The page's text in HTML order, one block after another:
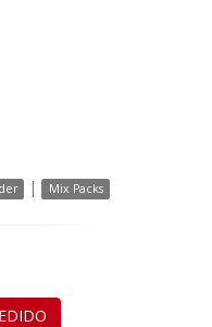
| Mix Packs